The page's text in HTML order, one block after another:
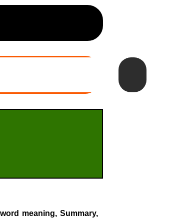
meaning, Summary,